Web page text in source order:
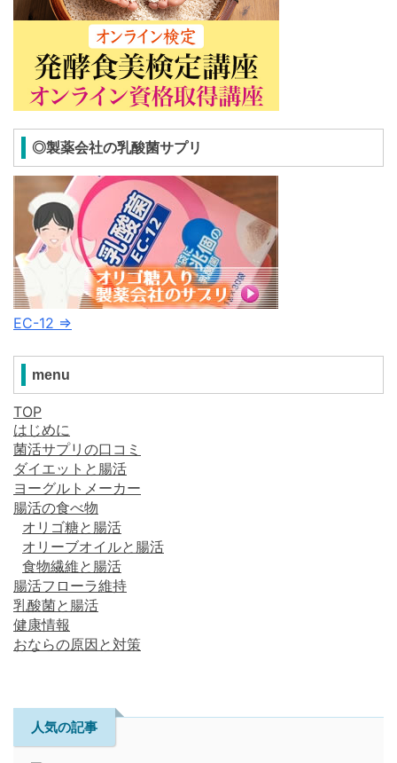
◎製薬会社の乳酸菌サプリ
EC-12 ⇒
menu
TOP
はじめに
菌活サプリの口コミ
ダイエットと腸活
ヨーグルトメーカー
腸活の食べ物
オリゴ糖と腸活
オリーブオイルと腸活
食物繊維と腸活
腸活フローラ維持
乳酸菌と腸活
健康情報
おならの原因と対策
人気の記事